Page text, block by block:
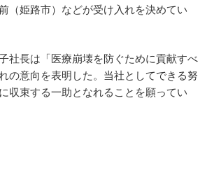
（姫路市）などが受け入れを決めてい
社長は「医療崩壊を防ぐために貢献すべ
の意向を表明した。当社としてできる努
収束する一助となれることを願ってい